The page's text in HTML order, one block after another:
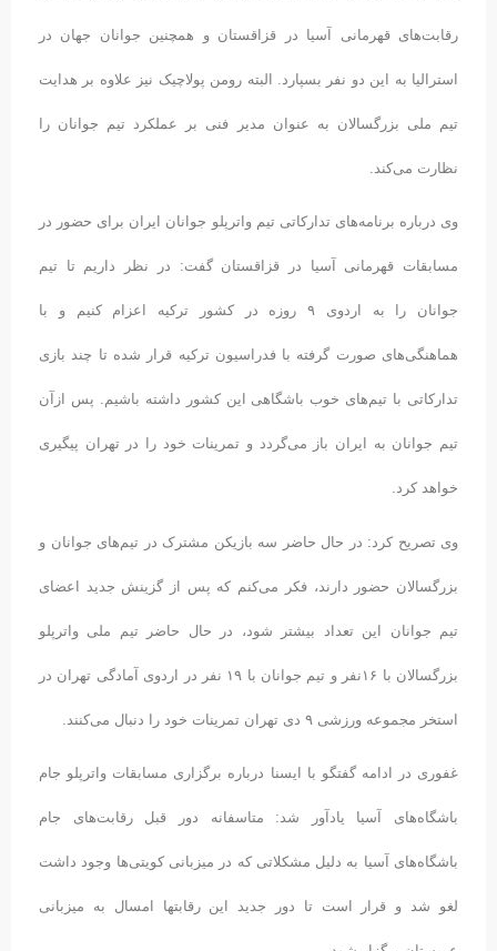
رقابت‌های قهرمانی آسیا در قزاقستان و همچنین جوانان جهان در
استرالیا به این دو نفر بسپارد. البته رومن پولاچیک نیز علاوه بر هدایت
تیم ملی بزرگسالان به عنوان مدیر فنی بر عملکرد تیم جوانان را
نظارت می‌کند.
وی درباره برنامه‌های تدارکاتی تیم واترپلو جوانان ایران برای حضور در
مسابقات قهرمانی آسیا در قزاقستان گفت: در نظر داریم تا تیم
جوانان را به اردوی ٩ روزه در کشور ترکیه اعزام کنیم و با
هماهنگی‌های صورت گرفته با فدراسیون ترکیه قرار شده تا چند بازی
تدارکاتی با تیم‌های خوب باشگاهی این کشور داشته باشیم. پس ازآن
تیم جوانان به ایران باز می‌گردد و تمرینات خود را در تهران پیگیری
خواهد کرد.
وی تصریح کرد: در حال حاضر سه بازیکن مشترک در تیم‌های جوانان و
بزرگسالان حضور دارند، فکر می‌کنم که پس از گزینش جدید اعضای
تیم جوانان این تعداد بیشتر شود، در حال حاضر تیم ملی واترپلو
بزرگسالان با ١۶نفر و تیم جوانان با ١٩ نفر در اردوی آمادگی تهران در
استخر مجموعه ورزشی ٩ دی تهران تمرینات خود را دنبال می‌کنند.
غفوری در ادامه گفتگو با ایسنا درباره برگزاری مسابقات واترپلو جام
باشگاه‌های آسیا یادآور شد: متاسفانه دور قبل رقابت‌های جام
باشگاه‌های آسیا به دلیل مشکلاتی که در میزبانی کویتی‌ها وجود داشت
لغو شد و قرار است تا دور جدید این رقابتها امسال به میزبانی